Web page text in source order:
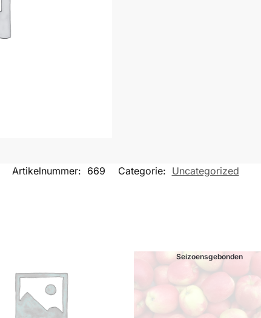
Artikelnummer: 669 Categorie: Uncategorized
Seizoensgebonden